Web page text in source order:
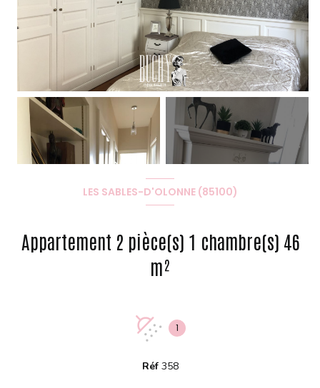
+2
LES SABLES-D'OLONNE (85100)
Appartement 2 pièce(s) 1 chambre(s) 46
m²
1
Réf 358